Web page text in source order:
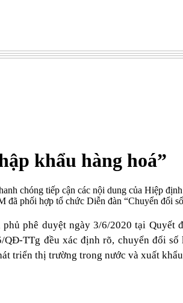
khẩu hàng hoá”
chóng tiếp cận các nội dung của Hiệp
phối hợp tổ chức Diễn đàn “Chuyển đổi
phê duyệt ngày 3/6/2020 tại Quyết
TTg đều xác định rõ, chuyển đổi
triển thị trường trong nước và xuất